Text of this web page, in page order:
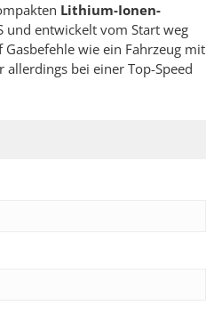
Lithium-Ionen-
und entwickelt vom Start weg
wie ein Fahrzeug mit
bei einer Top-Speed